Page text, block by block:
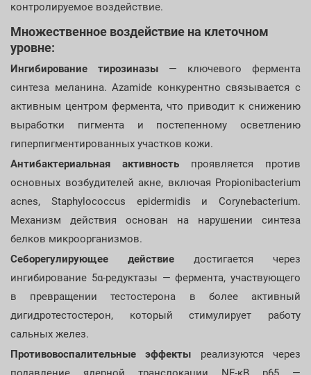
контролируемое воздействие.
Множественное воздействие на клеточном
уровне:
Ингибирование тирозиназы — ключевого фермента
синтеза меланина. Azamide конкурентно связывается с
активным центром фермента, что приводит к снижению
выработки пигмента и постепенному осветлению
гиперпигментированных участков кожи.
Антибактериальная активность проявляется против
основных возбудителей акне, включая Propionibacterium
acnes, Staphylococcus epidermidis и Corynebacterium.
Механизм действия основан на нарушении синтеза
белков микроорганизмов.
Себорегулирующее действие достигается через
ингибирование 5α-редуктазы — фермента, участвующего
в превращении тестостерона в более активный
дигидротестостерон, который стимулирует работу
сальных желез.
Противовоспалительные эффекты реализуются через